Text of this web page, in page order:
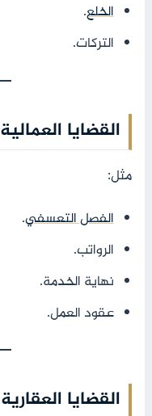
الخلع.
التركات.
القضايا العمالية
مثل:
الفصل التعسفي.
الرواتب.
نهاية الخدمة.
عقود العمل.
القضايا العقارية